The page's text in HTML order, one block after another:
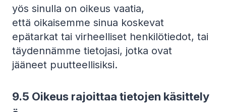
yös sinulla on oikeus vaatia,
että oikaisemme sinua koskevat
epätarkat tai virheelliset henkilötiedot, tai
täydennämme tietojasi, jotka ovat
jääneet puutteellisiksi.
9.5 Oikeus rajoittaa tietojen käsittely